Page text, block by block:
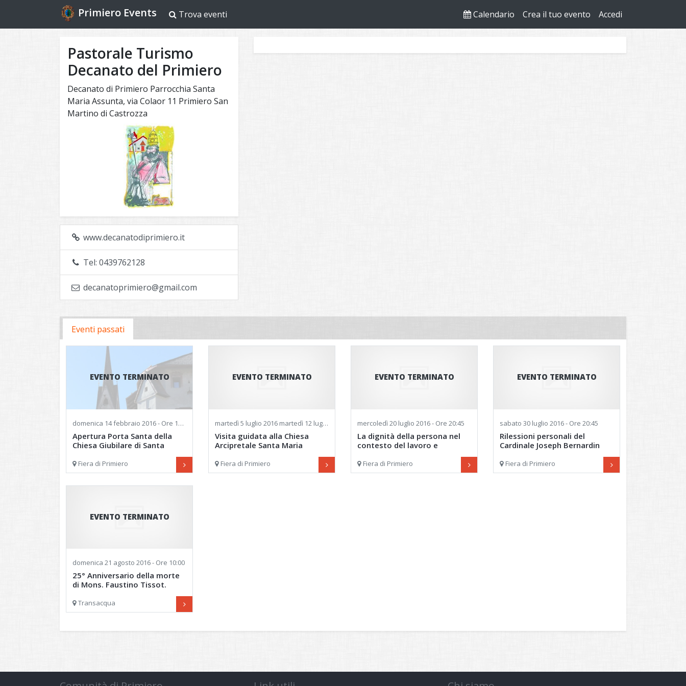
Primiero Events Trova eventi Calendario Crea il tuo evento Accedi
Pastorale Turismo
Decanato del Primiero
Decanato di Primiero Parrocchia Santa
Maria Assunta, via Colaor 11 Primiero San
Martino di Castrozza
www.decanatodiprimiero.it
Tel: 0439762128
decanatoprimiero@gmail.com
Eventi passati
EVENTO TERMINATO
domenica 14 febbraio 2016 - Ore 14:00
Apertura Porta Santa della
Chiesa Giubilare di Santa
Fiera di Primiero
EVENTO TERMINATO
martedì 5 luglio 2016 martedì 12 luglio 2016 martedì19 luglio 2016 martedì26 luglio 2016 martedì2 agosto 2016martedì9 agosto 2016
Visita guidata alla Chiesa
Arcipretale Santa Maria
Fiera di Primiero
EVENTO TERMINATO
mercoledì 20 luglio 2016 - Ore 20:45
La dignità della persona nel
contesto del lavoro e
Fiera di Primiero
EVENTO TERMINATO
sabato 30 luglio 2016 - Ore 20:45
Rilessioni personali del
Cardinale Joseph Bernardin
Fiera di Primiero
EVENTO TERMINATO
domenica 21 agosto 2016 - Ore 10:00
25° Anniversario della morte
di Mons. Faustino Tissot.
Transacqua